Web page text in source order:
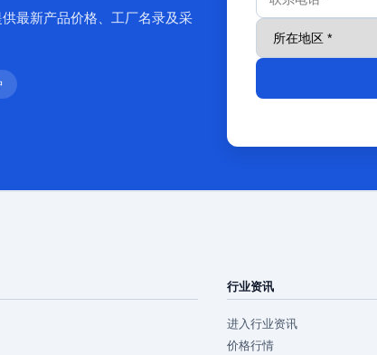
最新产品价格、工厂名录及采
行业资讯
进入行业资讯
价格行情